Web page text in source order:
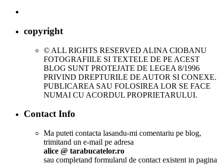
copyright
© ALL RIGHTS RESERVED ALINA CIOBANU
FOTOGRAFIILE SI TEXTELE DE PE ACEST
BLOG SUNT PROTEJATE DE LEGEA 8/1996
PRIVIND DREPTURILE DE AUTOR SI CONEXE.
PUBLICAREA SAU FOLOSIREA LOR SE FACE
NUMAI CU ACORDUL PROPRIETARULUI.
Contact Info
Ma puteti contacta lasandu-mi comentariu pe blog,
trimitand un e-mail pe adresa
alice @ tarabucatelor.ro
sau completand formularul de contact existent in pagina